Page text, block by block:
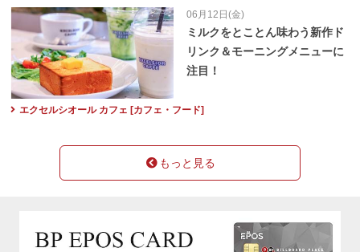
06月12日(金)
ミルクをとことん味わう新作ド
リンク＆モーニングメニューに
注目！
エクセルシオール カフェ [カフェ・フード]
もっと見る